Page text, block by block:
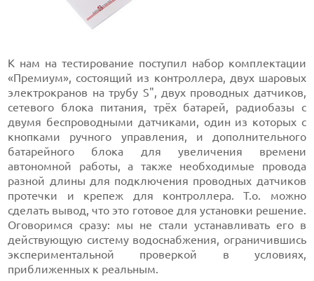
К нам на тестирование поступил набор комплектации
«Премиум», состоящий из контроллера, двух шаровых
электрокранов на трубу Ѕ", двух проводных датчиков,
сетевого блока питания, трёх батарей, радиобазы с
двумя беспроводными датчиками, один из которых с
кнопками ручного управления, и дополнительного
батарейного блока для увеличения времени
автономной работы, а также необходимые провода
разной длины для подключения проводных датчиков
протечки и крепеж для контроллера. Т.о. можно
сделать вывод, что это готовое для установки решение.
Оговоримся сразу: мы не стали устанавливать его в
действующую систему водоснабжения, ограничившись
экспериментальной проверкой в условиях,
приближенных к реальным.